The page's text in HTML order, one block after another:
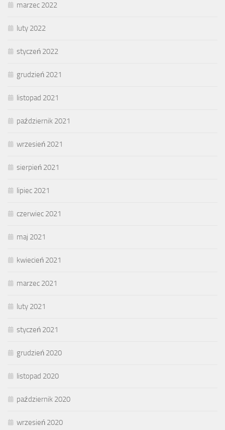
marzec 2022
luty 2022
styczeń 2022
grudzień 2021
listopad 2021
październik 2021
wrzesień 2021
sierpień 2021
lipiec 2021
czerwiec 2021
maj 2021
kwiecień 2021
marzec 2021
luty 2021
styczeń 2021
grudzień 2020
listopad 2020
październik 2020
wrzesień 2020